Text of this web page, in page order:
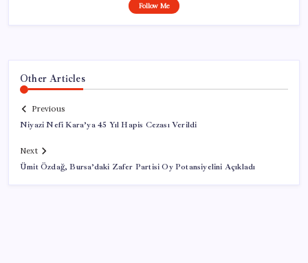
Follow Me
Other Articles
Previous
Niyazi Nefi Kara’ya 45 Yıl Hapis Cezası Verildi
Next
Ümit Özdağ, Bursa’daki Zafer Partisi Oy Potansiyelini Açıkladı